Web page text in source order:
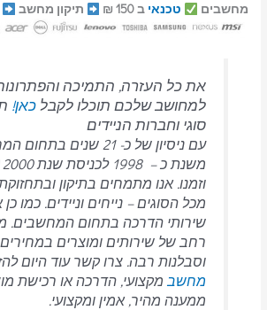
טכנאיב 150 ₪ תיקון מחשב טכנאי כאן
כל העזרה, התמיכה והפתרונות בנוגע
שלכם תוכלו לקבל כאן!תמיכה לכל
וחברות הניידים
עם ניסיון של כ- 21 שנים בתחום המחשבים,
משנת כ – 1998 לכניסת שנת 2000 (באג 2000)
אנו מתמחים בתיקון ובתחזוקת מחשבים
הסוגים – נייחים וניידים.כמו כן אנו מציעים
הדרכה בתחום המחשבים.מספקים מגוון
של שירותים ומוצרים במחירים הוגנים
רבה.צרו קשר עוד היום להזמנתטכנאי
מקצועי, הדרכה או רכישת מוצר ותיהנו
מהיר, אמין ומקצועי.